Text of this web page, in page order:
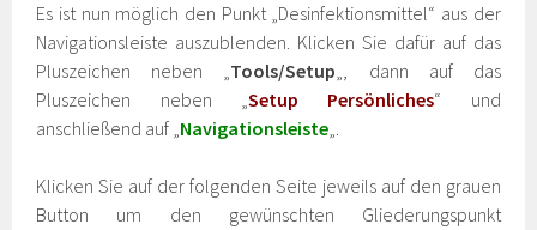
Es ist nun möglich den Punkt „Desinfektionsmittel“ aus der
Navigationsleiste auszublenden. Klicken Sie dafür auf das
Pluszeichen neben „Tools/Setup„, dann auf das
Pluszeichen neben „Setup Persönliches“ und
anschließend auf „Navigationsleiste„.
Klicken Sie auf der folgenden Seite jeweils auf den grauen
Button um den gewünschten Gliederungspunkt